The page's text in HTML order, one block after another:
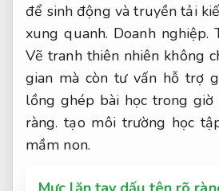
để sinh động và truyền tải
xung quanh. Doanh nghiệp.
Vẽ tranh thiên nhiên không
gian mà còn tư vấn hỗ trợ
lồng ghép bài học trong giờ
ràng. tạo môi trường học
mầm non.